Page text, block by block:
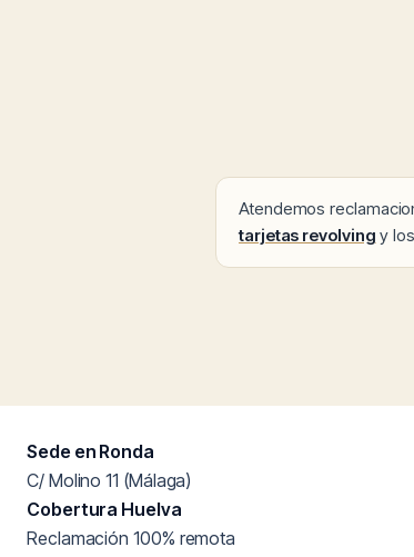
Atendemos
tarjetas revolving y
Sede en Ronda
C/ Molino 11 (Málaga)
Cobertura Huelva
Reclamación 100% remota